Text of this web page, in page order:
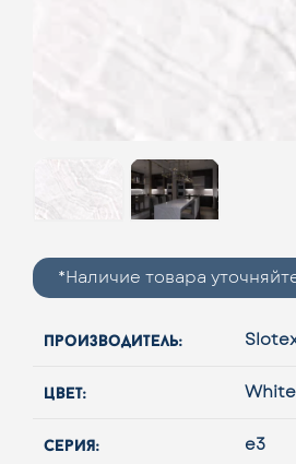
*Наличие товара
производитель:
цвет:
серия: e3